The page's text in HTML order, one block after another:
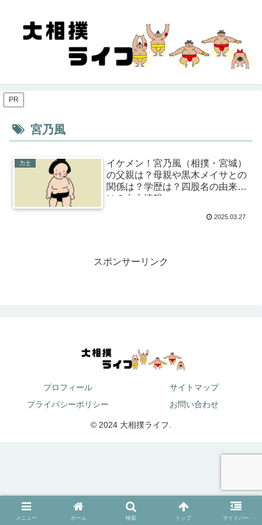
PR
宮乃風
力士
イケメン！宮乃風（相撲・宮城）
の父親は？母親や黒木メイサとの
関係は？学歴は？四股名の由来
は？力士情報
2025.03.27
スポンサーリンク
プロフィール
サイトマップ
プライバシーポリシー
お問い合わせ
© 2024 大相撲ライフ.
メニュー ホーム 検索 トップ サイドバー